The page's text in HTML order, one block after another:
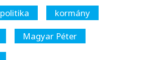
politika
kormány
Magyar Péter